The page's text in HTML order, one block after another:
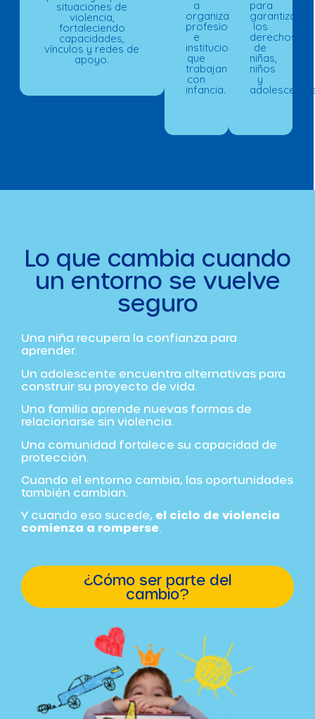
situaciones de
violencia,
fortaleciendo
capacidades,
vínculos y redes de
apoyo.
a
organizaciones,
profesionales
e
instituciones
que
trabajan
con
infancia.
para
garantizar
los
derechos
de
niñas,
niños
y
Lo que cambia cuando
un entorno se vuelve
seguro
Una niña recupera la confianza para
aprender.
Un adolescente encuentra alternativas para
construir su proyecto de vida.
Una familia aprende nuevas formas de
relacionarse sin violencia.
Una comunidad fortalece su capacidad de
protección.
Cuando el entorno cambia, las oportunidades
también cambian.
Y cuando eso sucede, el ciclo de violencia
comienza a romperse.
¿Cómo ser parte del
cambio?